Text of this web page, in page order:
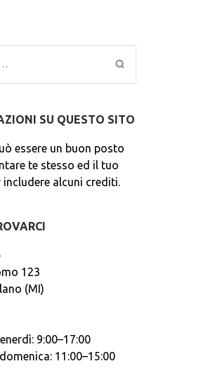
SU QUESTO SITO
essere un buon posto
te stesso ed il tuo
includere alcuni crediti.
123
(MI)
9:00–17:00
11:00–15:00